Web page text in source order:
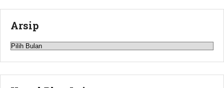
Arsip
Arsip